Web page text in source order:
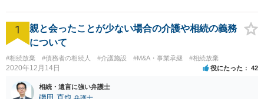
1
親と会ったことが少ない場合の介護や相続の義務
について
#相続放棄 #債務者の相続人 #介護施設 #M&A・事業承継 #相続放棄
2020年12月14日 役にたった 42
相続・遺言に強い弁護士
磯田 直也 弁護士